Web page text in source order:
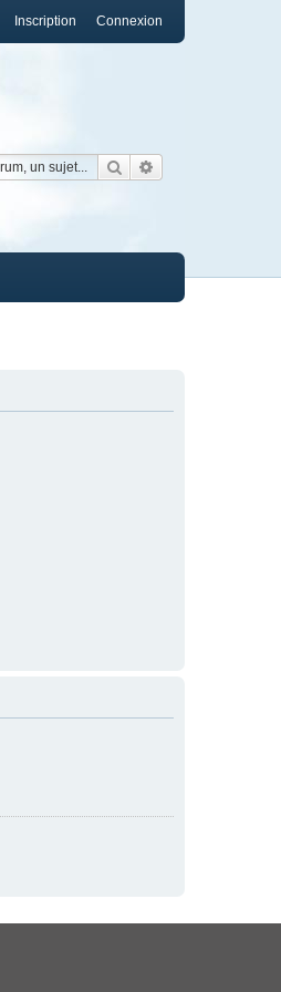
Connexion
Inscription
Rechercher